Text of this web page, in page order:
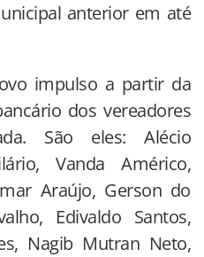
anterior em até
impulso a partir da
dos vereadores
São eles: Alécio
Vanda Américo,
Araújo, Gerson do
Edivaldo Santos,
Nagib Mutran Neto,